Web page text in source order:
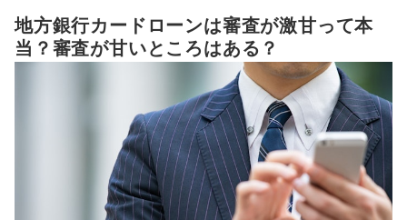
3 続きがスムーズ
4
周囲に借入を知られたくない人は、バレ対策がそろう地方銀行
地方銀行カードローン全22選おすすめ人気ランキング
地方銀行カードローンのメリット・デメリットは？
地方銀行カードローンの申込・融資の流れは？
地方銀行カードローンは総量規制の対象になる？
地方銀行カードローンは審査が激甘って本
当？審査が甘いところはある？